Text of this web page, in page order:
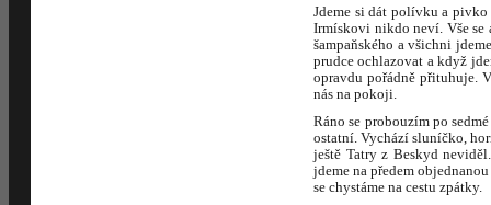
Jdeme si dát polívku a pivko
Irmískovi nikdo neví. Vše se
šampaňského a všichni
prudce ochlazovat a když
opravdu pořádně přituhuje.
nás na pokoji.
Ráno se probouzím po
ostatní. Vychází sluníčko,
ještě Tatry z Beskyd
jdeme na předem
se chystáme na cestu zpátky.